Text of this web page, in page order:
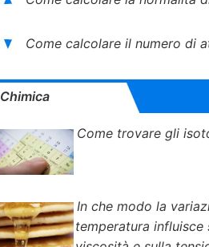
Come calcolare il numero di
Chimica
Come trovare gli
In che modo la
temperatura influisce